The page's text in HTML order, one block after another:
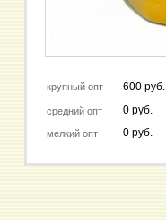
крупный опт 600 руб.
средний опт 0 руб.
мелкий опт 0 руб.